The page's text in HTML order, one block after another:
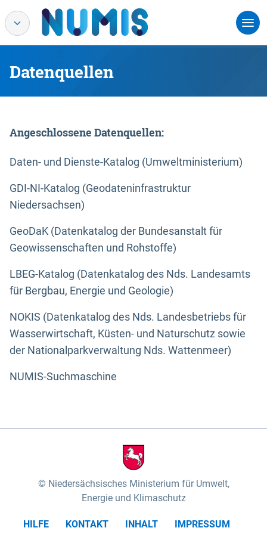
Datenquellen
Angeschlossene Datenquellen:
Daten- und Dienste-Katalog (Umweltministerium)
GDI-NI-Katalog (Geodateninfrastruktur
Niedersachsen)
GeoDaK (Datenkatalog der Bundesanstalt für
Geowissenschaften und Rohstoffe)
LBEG-Katalog (Datenkatalog des Nds. Landesamts
für Bergbau, Energie und Geologie)
NOKIS (Datenkatalog des Nds. Landesbetriebs für
Wasserwirtschaft, Küsten- und Naturschutz sowie
der Nationalparkverwaltung Nds. Wattenmeer)
NUMIS-Suchmaschine
Niedersächsisches Ministerium für Umwelt,
Energie und Klimaschutz
HILFE KONTAKT INHALT
IMPRESSUM